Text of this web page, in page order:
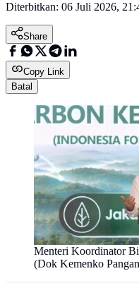
Diterbitkan: 06 Juli 2026,
Share
Copy Link
Batal
Menteri Koordinator
(Dok Kemenko